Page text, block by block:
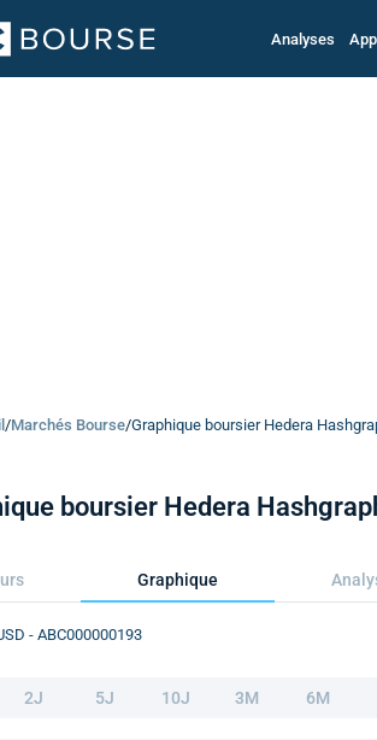
Analyses
/Marchés Bourse/Graphique boursier Hedera
boursier Hedera
Graphique
- ABC000000193
2J 5J 10J 3M 6M